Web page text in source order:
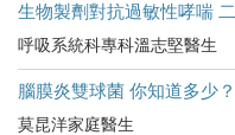
生物製劑對抗過敏性哮喘
呼吸系統科專科溫志堅醫生
腦膜炎雙球菌 你知道多少？
莫昆洋家庭醫生